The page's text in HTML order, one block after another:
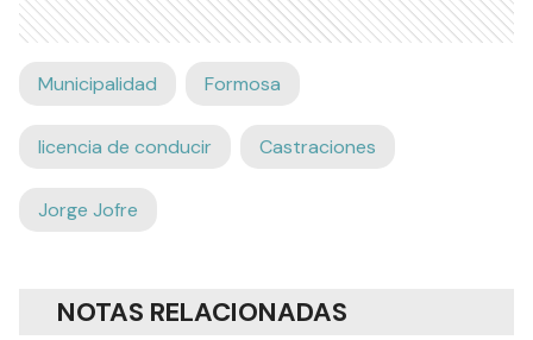
Municipalidad Formosa
licencia de conducir Castraciones
Jorge Jofre
NOTAS RELACIONADAS